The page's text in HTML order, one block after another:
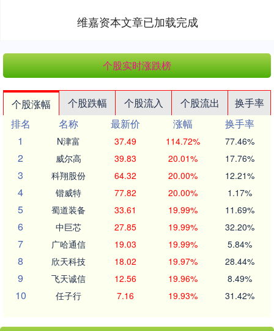
维嘉资本文章已加载完成
个股实时涨跌榜
个股涨幅 个股跌幅 个股流入 个股流出
换手率
排名
名称 最新价 涨幅
换手率
1
N津富 37.49 114.72% 77.46%
2 威尔高 39.83 20.01% 17.76%
3 科翔股份 64.32 20.00% 12.21%
4 锴威特 77.82 20.00% 1.17%
5 蜀道装备 33.61 19.99% 11.69%
6 中巨芯 27.85 19.99% 32.20%
7 广哈通信 19.03 19.99% 5.84%
8 欣天科技 18.02 19.97% 28.44%
9 飞天诚信 12.56 19.96% 8.49%
10 任子行 7.16 19.93% 31.42%